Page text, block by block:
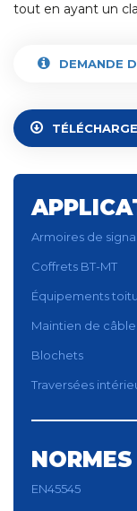
tout en ayant un
DEMANDE
Armoires de
Coffrets BT-MT
Équipements
Maintien de
Blochets
Traversées
NORMES
EN45545